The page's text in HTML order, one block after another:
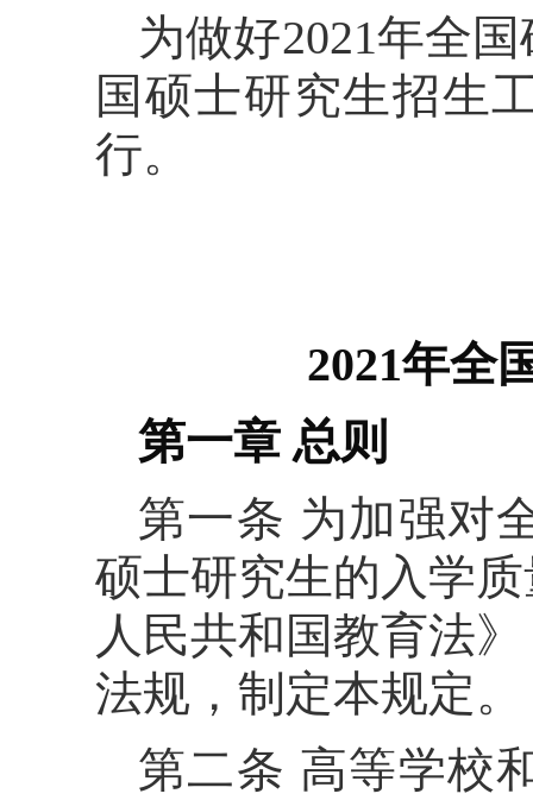
为做好2021年全
国硕士研究生招生
行。
2021年全
第一章 总则
第一条 为加强对
硕士研究生的入学
人民共和国教育法
法规，制定本规定。
第二条 高等学校